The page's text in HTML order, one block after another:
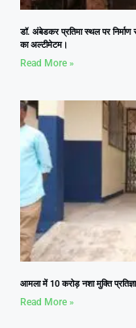
डॉ. अंबेडकर प्रतिमा स्थल पर
का अल्टीमेटम।
Read More »
आमला में 10 करोड़ नशा मुक्ति
Read More »